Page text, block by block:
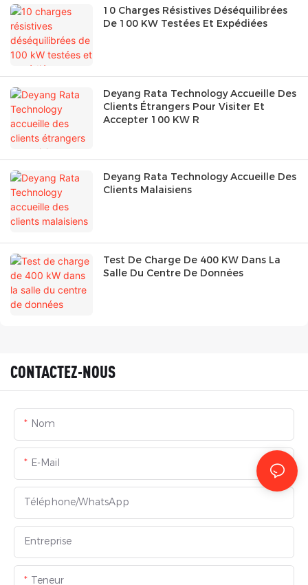
10 Charges Résistives Déséquilibrées
De 100 KW Testées Et Expédiées
Deyang Rata Technology Accueille Des
Clients Étrangers Pour Visiter Et
Accepter 100 KW R
Deyang Rata Technology Accueille Des
Clients Malaisiens
Test De Charge De 400 KW Dans La
Salle Du Centre De Données
CONTACTEZ-NOUS
Nom
E-Mail
Téléphone/WhatsApp
Entreprise
Teneur